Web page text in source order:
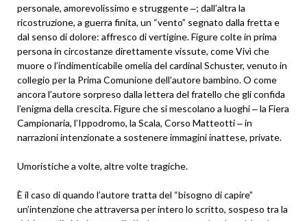
personale, amorevolissimo e struggente ‒; dall’altra la
ricostruzione, a guerra finita, un “vento” segnato dalla fretta e
dal senso di dolore: affresco di vertigine. Figure colte in prima
persona in circostanze direttamente vissute, come Vivì che
muore o l’indimenticabile omelia del cardinal Schuster, venuto in
collegio per la Prima Comunione dell’autore bambino. O come
ancora l’autore sorpreso dalla lettera del fratello che gli confida
l’enigma della crescita. Figure che si mescolano a luoghi ‒ la Fiera
Campionaria, l’Ippodromo, la Scala, Corso Matteotti ‒ in
narrazioni intenzionate a sostenere immagini inattese, private.
Umoristiche a volte, altre volte tragiche.
È il caso di quando l’autore tratta del “bisogno di capire”
un’intenzione che attraversa per intero lo scritto, sospeso tra la